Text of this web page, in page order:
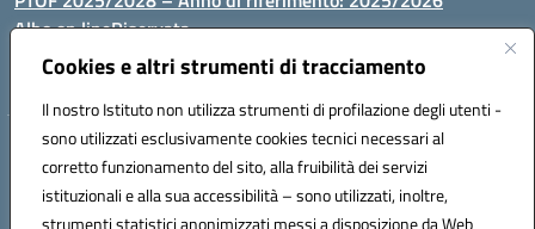
Cookies e altri strumenti di tracciamento
Il nostro Istituto non utilizza strumenti di profilazione degli utenti -
sono utilizzati esclusivamente cookies tecnici necessari al
corretto funzionamento del sito, alla fruibilità dei servizi
istituzionali e alla sua accessibilità – sono utilizzati, inoltre,
strumenti statistici anonimizzati messi a disposizione da Web
Albo on lineRiservata
P.N. Dotazione di attrezzature per le palestre
Via Luna e Sole, 44 07100, Sassari - Tel 079293287 - Fax 0793764116
- Mail: ssvc010009@istruzione.it - PEC: ssvc010009@pec.istruzione.it
- C.F. / P.IVA Convitto 80000150906 - C.F. Scuole 92073300904